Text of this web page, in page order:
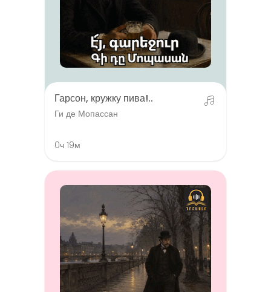
Гарсон, кружку пива!..
Ги де Мопассан
0ч 19м